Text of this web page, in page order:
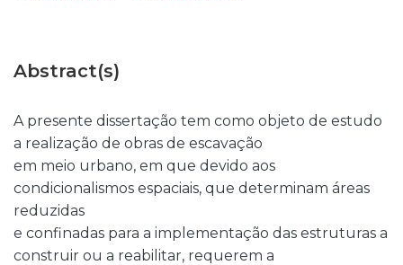
Abstract(s)
A presente dissertação tem como objeto de estudo
a realização de obras de escavação
em meio urbano, em que devido aos
condicionalismos espaciais, que determinam áreas
reduzidas
e confinadas para a implementação das estruturas a
construir ou a reabilitar, requerem a